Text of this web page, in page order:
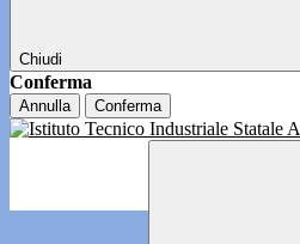
Chiudi
Conferma
Annulla Conferma